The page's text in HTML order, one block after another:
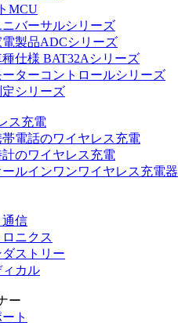
MCU
ニバーサルシリーズ
電製品ADCシリーズ
種仕様 BAT32Aシリーズ
ーターコントロールシリーズ
定シリーズ
ス充電
帯電話のワイヤレス充電
計のワイヤレス充電
ールインワンワイヤレス充電器
通信
ニクス
ストリー
ィカル
ー
ト